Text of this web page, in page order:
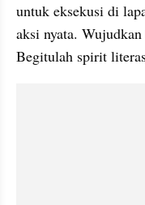
untuk eksekusi di
aksi nyata.
Begitulah spirit